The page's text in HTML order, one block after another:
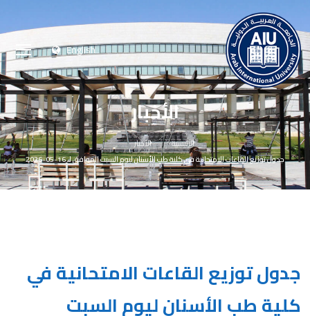
English
الأخبار
الرئيسية
الأخبار
جدول توزيع القاعات الامتحانية في كلية طب الأسنان ليوم السبت الموافق لـ 16-05-2026
جدول توزيع القاعات الامتحانية في
كلية طب الأسنان ليوم السبت